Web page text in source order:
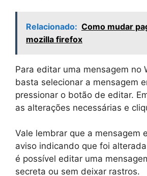
Relacionado: Como mudar
mozilla firefox
Para editar uma mensagem no
basta selecionar a mensagem
pressionar o botão de editar.
as alterações necessárias e
Vale lembrar que a mensagem
aviso indicando que foi
é possível editar uma
secreta ou sem deixar rastros.